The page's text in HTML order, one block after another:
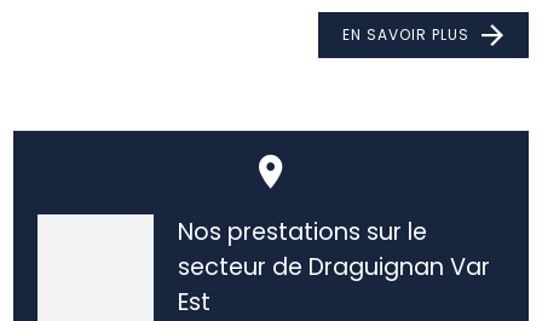
EN SAVOIR PLUS
Nos prestations sur le
secteur de Draguignan Var
Est